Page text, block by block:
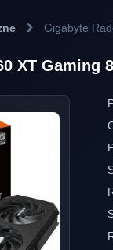
Gigabyte
XT Gaming